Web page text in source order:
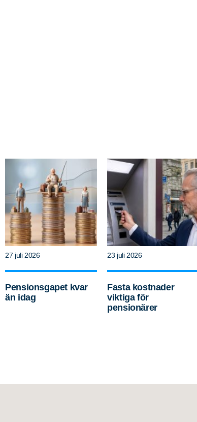
27 juli 2026
Pensionsgapet kvar
än idag
23 juli 2026
Fasta kostnader
viktiga för
pensionärer